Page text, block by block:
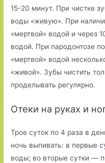
15-20 минут. При чистке
воды «живую». При
«мертвой» водой и через
водой. При пародонтозе
«мертвой» водой
«живой». Зубы чистить
проделывать регулярно.
Отеки на руках и
Трое суток по 4 раза в
ночь выпивать: в первые
воды; во вторые сутки —